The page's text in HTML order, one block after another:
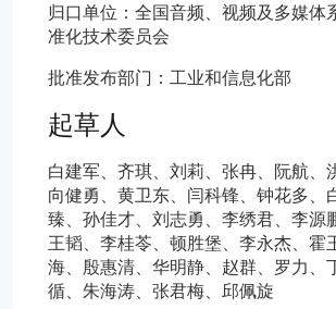
归口单位：全国音频、视频及多媒体
准化技术委员会
批准发布部门：工业和信息化部
起草人
白建军、齐琪、刘莉、张冉、阮航、
向健勇、黄卫东、闫科锋、钟花多、
臻、孙佳才、刘志勇、李绣君、李源
王韬、李桂苓、顿胜堡、李永杰、霍
海、殷惠清、华明静、赵群、罗力、
循、朱海涛、张君梅、邱佩旋